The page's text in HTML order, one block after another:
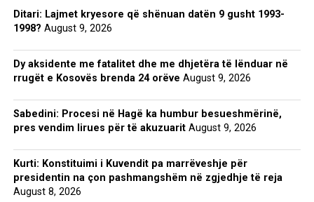
Ditari: Lajmet kryesore që shënuan datën 9 gusht 1993-
1998? August 9, 2026
Dy aksidente me fatalitet dhe me dhjetëra të lënduar në
rrugët e Kosovës brenda 24 orëve August 9, 2026
Sabedini: Procesi në Hagë ka humbur besueshmërinë,
pres vendim lirues për të akuzuarit August 9, 2026
Kurti: Konstituimi i Kuvendit pa marrëveshje për
presidentin na çon pashmangshëm në zgjedhje të reja
August 8, 2026